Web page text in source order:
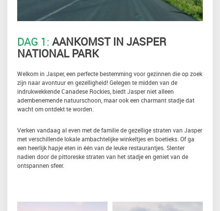
DAG 1: AANKOMST IN JASPER
NATIONAL PARK
Welkom in Jasper, een perfecte bestemming voor gezinnen die op zoek
zijn naar avontuur en gezelligheid! Gelegen te midden van de
indrukwekkende Canadese Rockies, biedt Jasper niet alleen
adembenemende natuurschoon, maar ook een charmant stadje dat
wacht om ontdekt te worden.
Verken vandaag al even met de familie de gezellige straten van Jasper
met verschillende lokale ambachtelijke winkeltjes en boetieks. Of ga
een heerlijk hapje eten in één van de leuke restaurantjes. Slenter
nadien door de pittoreske straten van het stadje en geniet van de
ontspannen sfeer.